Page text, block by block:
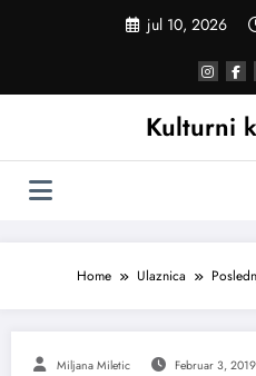
jul 10, 2026
Kulturni
Home Ulaznica
Miljana Miletic Februar 3, 2019